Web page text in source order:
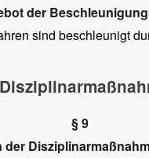
der Beschleunigung
sind beschleunigt
§ 9
der